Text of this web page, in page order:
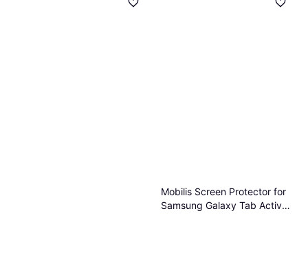
Mobilis Screen Protector for
Samsung Galaxy Tab Active